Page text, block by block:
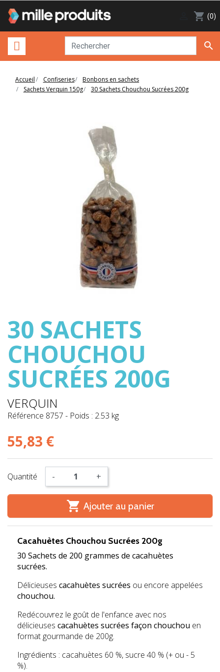
shopping_cart (0)

Accueil Confiseries
Bonbons en sachets
Sachets Verquin 150g
30 Sachets Chouchou Sucrées 200g
30 SACHETS
CHOUCHOU
SUCRÉES 200G
VERQUIN
Référence 8757 - Poids : 2.53 kg
55,83 €
Quantité - +
 Ajouter au panier
Cacahuètes Chouchou Sucrées 200g
30 Sachets de 200 grammes de cacahuètes
sucrées.
Délicieuses cacahuètes sucrées ou encore appelées
chouchou.
Redécouvrez le goût de l'enfance avec nos
délicieuses cacahuètes sucrées façon chouchou en
format gourmande de 200g.
Ingrédients : cacahuètes 60 %, sucre 40 % (+ ou - 5
%).